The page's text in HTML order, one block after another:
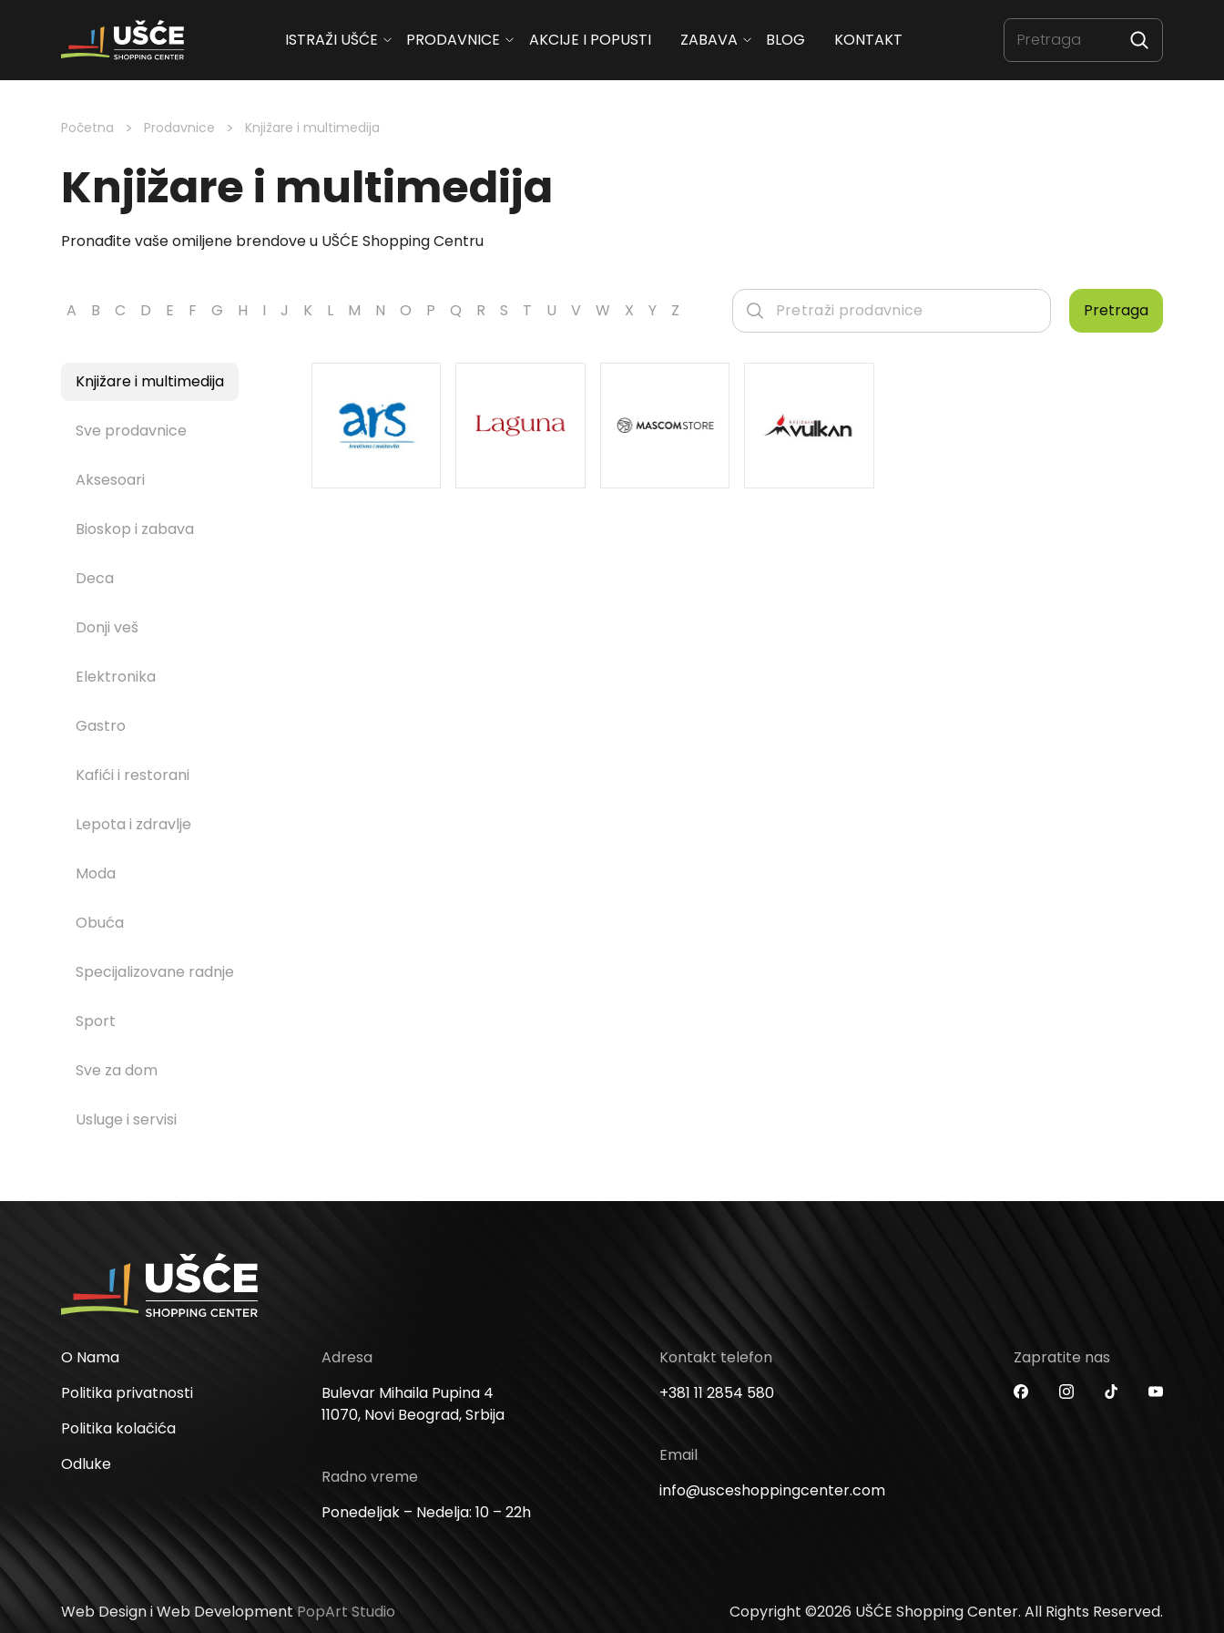
Skip to content
ISTRAŽI UŠĆE PRODAVNICE AKCIJE I POPUSTI ZABAVA BLOG KONTAKT
Početna > Prodavnice > Knjižare i multimedija
Knjižare i multimedija
Pronađite vaše omiljene brendove u UŠĆE Shopping Centru
Pretraga
A B C D E F G H I J K L M N O P Q R S T U V W X Y Z
Knjižare i multimedija
Sve prodavnice
Aksesoari
Bioskop i zabava
Deca
Donji veš
Elektronika
Gastro
Kafići i restorani
Lepota i zdravlje
Moda
Obuća
Specijalizovane radnje
Sport
Sve za dom
Usluge i servisi
O Nama
Politika privatnosti
Politika kolačića
Odluke
Adresa
Bulevar Mihaila Pupina 4
11070, Novi Beograd, Srbija
Radno vreme
Ponedeljak – Nedelja: 10 – 22h
Kontakt telefon
+381 11 2854 580
Email
info@usceshoppingcenter.com
Zapratite nas
Web Design i Web DevelopmentPopArt Studio Copyright ©2026 UŠĆE Shopping Center. All Rights Reserved.